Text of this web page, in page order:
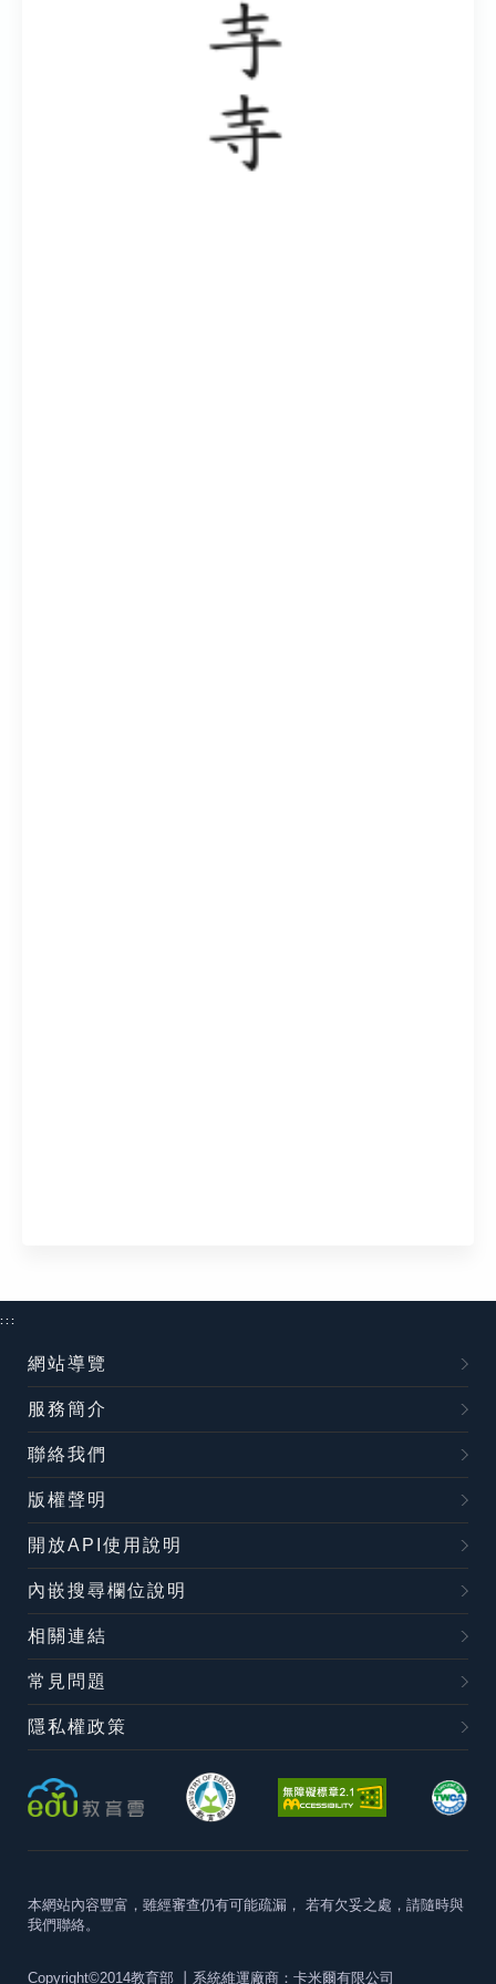
:::
網站導覽
服務簡介
聯絡我們
版權聲明
開放API使用說明
內嵌搜尋欄位說明
相關連結
常見問題
隱私權政策
本網站內容豐富，雖經審查仍有可能疏漏， 若有欠妥之處，請隨時與
我們聯絡。
Copyright©2014教育部 丨系統維運廠商：卡米爾有限公司